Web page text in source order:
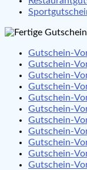
Gutschein-
Gutschein-
Gutschein-
Gutschein-
Gutschein-
Gutschein-
Gutschein-
Gutschein-
Gutschein-
Gutschein-
Gutschein-